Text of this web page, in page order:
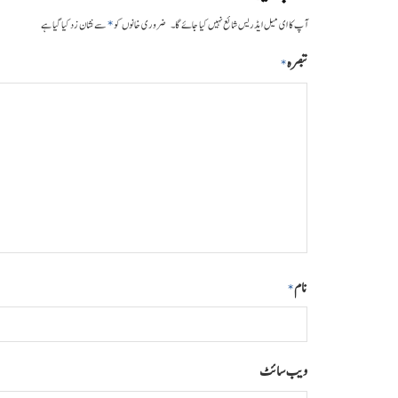
آپ کا ای میل ایڈریس شائع نہیں کیا جائے گا۔ ضروری خانوں کو*سے نشان زد کیا گیا ہے
تبصرہ*
نام*
ویب‌ سائٹ